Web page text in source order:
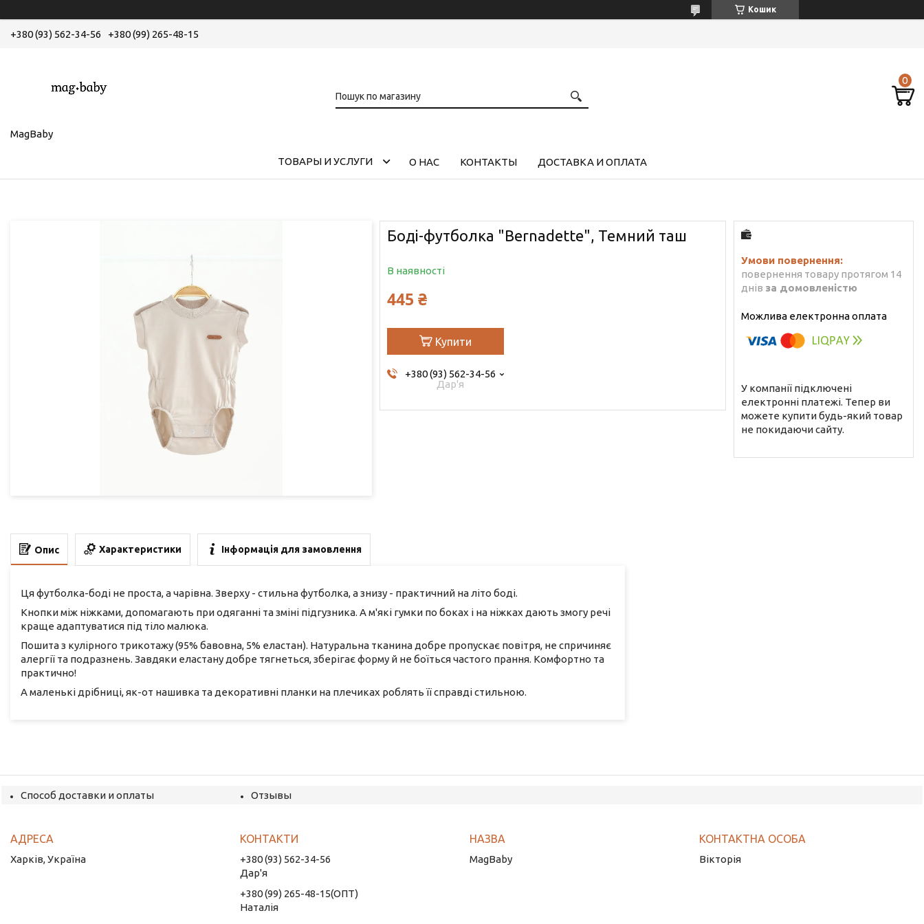
Кошик
+380 (93) 562-34-56 +380 (99) 265-48-15
MagBaby
ТОВАРЫ И УСЛУГИ О НАС КОНТАКТЫ ДОСТАВКА И ОПЛАТА
Боді-футболка "Bernadette", Темний таш
В наявності
445 ₴
Купити
+380 (93) 562-34-56
Дар'я
повернення товару протягом 14
днів за домовленістю
У компанії підключені
електронні платежі. Тепер ви
можете купити будь-який товар
не покидаючи сайту.
Опис Характеристики Інформація для замовлення
Ця футболка-боді не проста, а чарівна. Зверху - стильна футболка, а знизу - практичний на літо боді.
Кнопки між ніжками, допомагають при одяганні та зміні підгузника. А м'які гумки по боках і на ніжках дають змогу речі
краще адаптуватися під тіло малюка.
Пошита з кулірного трикотажу (95% бавовна, 5% еластан). Натуральна тканина добре пропускає повітря, не спричиняє
алергії та подразнень. Завдяки еластану добре тягнеться, зберігає форму й не боїться частого прання. Комфортно та
практично!
А маленькі дрібниці, як-от нашивка та декоративні планки на плечиках роблять її справді стильною.
Способ доставки и оплаты Отзывы
Харків, Україна
+380 (93) 562-34-56
Дар'я
+380 (99) 265-48-15 ОПТ
Наталія
MagBaby Вікторія